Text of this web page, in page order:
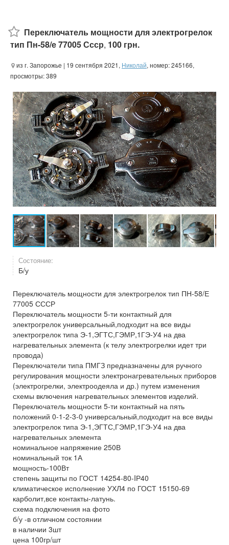
Переключатель мощности для электрогрелок
тип Пн-58/е 77005 Ссср, 100 грн.
из г. Запорожье | 19 сентября 2021, Николай, номер: 245166,
просмотры: 389
Состояние:
Б/у
Переключатель мощности для электрогрелок тип ПН-58/Е
77005 СССР
Переключатель мощности 5-ти контактный для
электрогрелок универсальный,подходит на все виды
электрогрелок типа Э-1,ЭГТС,ГЭМР,1ГЭ-У4 на два
нагревательных элемента (к телу электрогрелки идет три
провода)
Переключатели типа ПМГЗ предназначены для ручного
регулирования мощности электронагревательных приборов
(электрогрелки, электроодеяла и др.) путем изменения
схемы включения нагревательных элементов изделий.
Переключатель мощности 5-ти контактный на пять
положений 0-1-2-3-0 универсальный,подходит на все виды
электрогрелок типа Э-1,ЭГТС,ГЭМР,1ГЭ-У4 на два
нагревательных элемента
номинальное напряжение 250В
номинальный ток 1А
мощность-100Вт
степень защиты по ГОСТ 14254-80-IР40
климатическое исполнение УХЛ4 по ГОСТ 15150-69
карболит,все контакты-латунь.
схема подключения на фото
б/у -в отличном состоянии
в наличии 3шт
цена 100гр/шт